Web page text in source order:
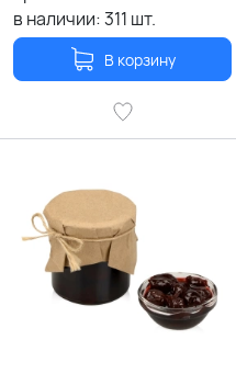
в наличии:311 шт.
В корзину